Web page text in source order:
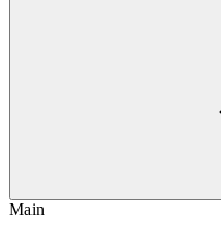
Main